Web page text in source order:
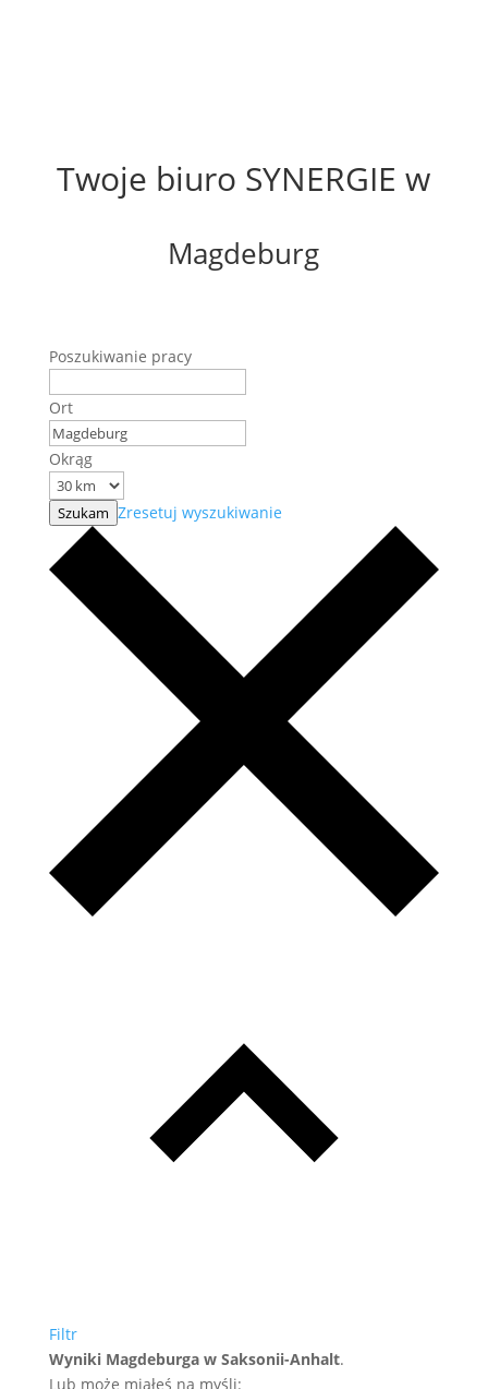
Twoje biuro SYNERGIE w
Magdeburg
Poszukiwanie pracy
Ort
Okrąg
Szukam Zresetuj wyszukiwanie
Filtr
Wyniki Magdeburga w Saksonii-Anhalt.
Lub może miałeś na myśli: